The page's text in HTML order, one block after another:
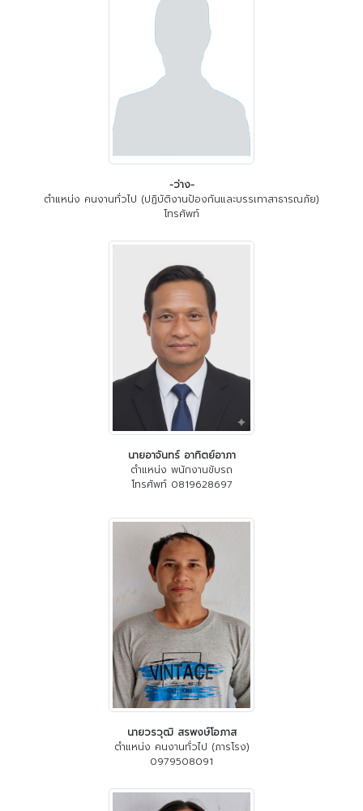
-ว่าง-
ตำแหน่ง คนงานทั่วไป (ปฏิบัติงานป้องกันและบรรเทาสาธารณภัย)
โทรศัพท์
นายอาจันทร์ อาทิตย์อาภา
ตำแหน่ง พนักงานขับรถ
โทรศัพท์ 0819628697
นายวรวุฒิ สรพงษ์โอภาส
ตำแหน่ง คนงานทั่วไป (ภารโรง)
0979508091